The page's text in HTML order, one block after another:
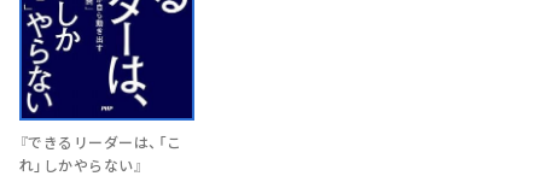
『できるリーダーは、「こ
れ」しかやらない』